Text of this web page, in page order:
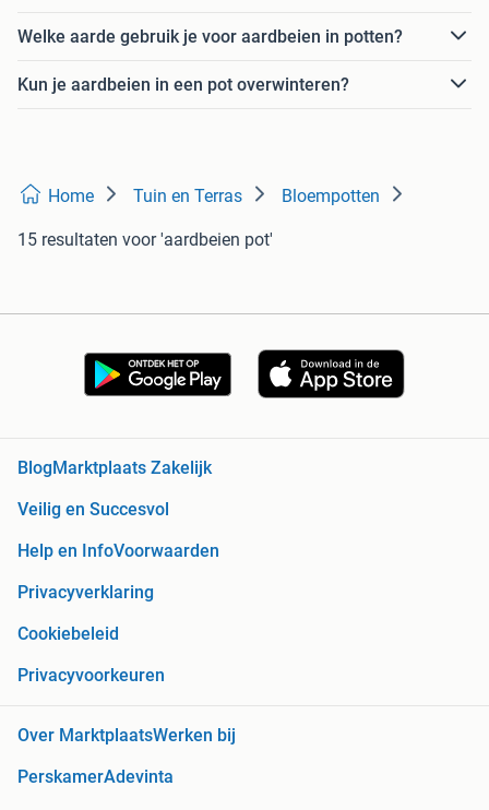
Welke aarde gebruik je voor aardbeien in potten?
Kun je aardbeien in een pot overwinteren?
Home Tuin en Terras Bloempotten
15 resultaten voor 'aardbeien pot'
Blog Marktplaats Zakelijk
Veilig en Succesvol
Help en InfoVoorwaarden
Privacyverklaring
Cookiebeleid
Privacyvoorkeuren
Over MarktplaatsWerken bij
PerskamerAdevinta